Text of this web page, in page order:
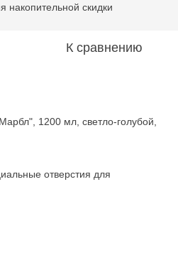
накопительной скидки
К сравнению
1200 мл, светло-голубой,
отверстия для